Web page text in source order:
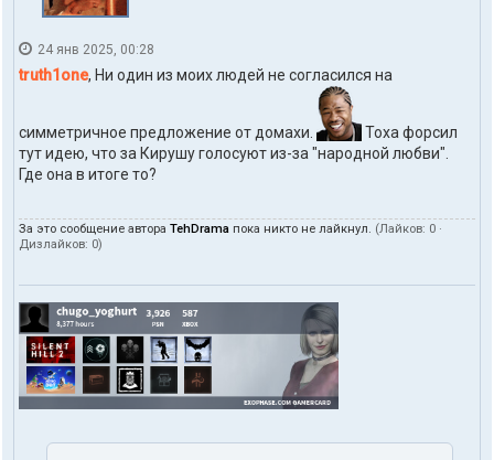
24 янв 2025, 00:28
truth1one, Ни один из моих людей не согласился на
симметричное предложение от домахи.
Тоха форсил
тут идею, что за Кирушу голосуют из-за "народной любви".
Где она в итоге то?
За это сообщение автора TehDrama пока никто не лайкнул. (Лайков: 0 ·
Дизлайков: 0)